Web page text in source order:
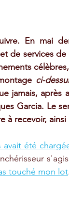
En mai
de services
ci-
jamais, après
Garcia. Le
à recevoir,
été
touché mon lot.